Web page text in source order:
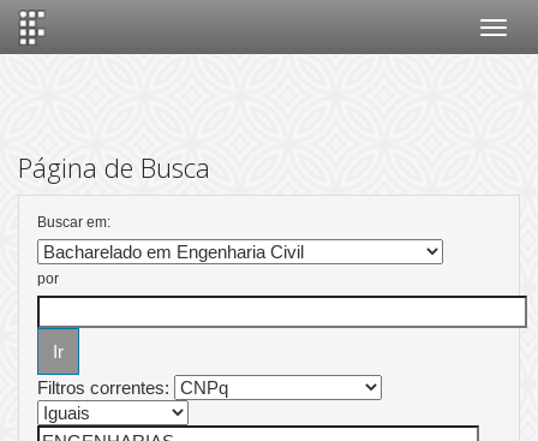
Página de Busca
Buscar em:
por
Filtros correntes: